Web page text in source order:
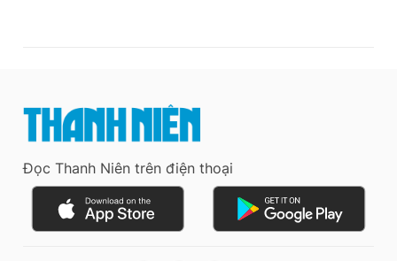
Đọc Thanh Niên trên điện thoại